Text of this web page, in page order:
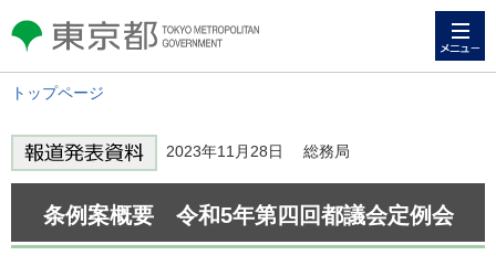
東京都 TOKYO METROPOLITAN
GOVERNMENT
トップページ
2023年11月28日 総務局
条例案概要 令和5年第四回都議会定例会